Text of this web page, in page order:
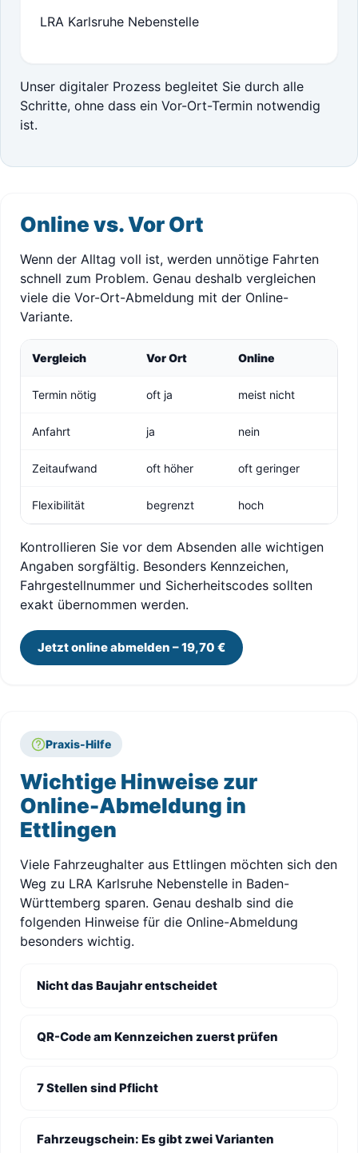
LRA Karlsruhe Nebenstelle
Unser digitaler Prozess begleitet Sie durch alle
Schritte, ohne dass ein Vor-Ort-Termin notwendig
ist.
Online vs. Vor Ort
Wenn der Alltag voll ist, werden unnötige Fahrten
schnell zum Problem. Genau deshalb vergleichen
viele die Vor-Ort-Abmeldung mit der Online-
Variante.
Vergleich Vor Ort Online
Termin nötig oft ja meist nicht
Anfahrt ja nein
Zeitaufwand oft höher oft geringer
Flexibilität begrenzt hoch
Kontrollieren Sie vor dem Absenden alle wichtigen
Angaben sorgfältig. Besonders Kennzeichen,
Fahrgestellnummer und Sicherheitscodes sollten
exakt übernommen werden.
Jetzt online abmelden – 19,70 €
Praxis-Hilfe
Wichtige Hinweise zur
Online-Abmeldung in
Ettlingen
Viele Fahrzeughalter aus Ettlingen möchten sich den
Weg zu LRA Karlsruhe Nebenstelle in Baden-
Württemberg sparen. Genau deshalb sind die
folgenden Hinweise für die Online-Abmeldung
besonders wichtig.
Nicht das Baujahr entscheidet
QR-Code am Kennzeichen zuerst prüfen
7 Stellen sind Pflicht
Fahrzeugschein: Es gibt zwei Varianten